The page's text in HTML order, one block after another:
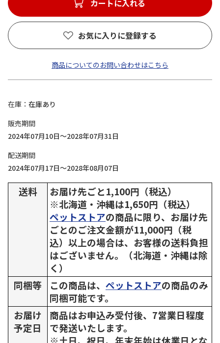
カートに入れる
お気に入りに登録する
商品についてのお問い合わせはこちら
在庫
在庫あり
販売期間
2024年07月10日～2028年07月31日
配送期間
2024年07月17日～2028年08月07日
送料
お届け先ごと1,100円（税込）
※北海道・沖縄は1,650円（税込）
ペットストアの商品に限り、お届け先
ごとのご注文金額が11,000円（税
込）以上の場合は、お客様の送料負担
はございません。（北海道・沖縄は除
く）
同梱等
この商品は、 ペットストアの商品のみ
同梱可能です。
お届け
予定日
商品はお申込み受付後、7営業日程度
で発送いたします。
※土日、祝日、年末年始は休業日とな